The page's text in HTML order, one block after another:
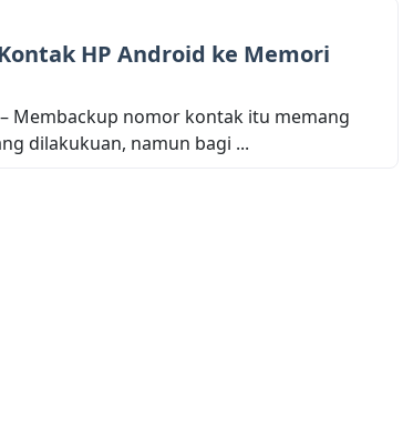
HP Android ke Memori
Membackup nomor kontak itu memang
dilakukuan, namun bagi ...